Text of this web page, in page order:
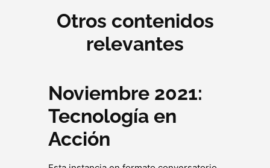
Otros contenidos
relevantes
Noviembre 2021:
Tecnología en
Acción